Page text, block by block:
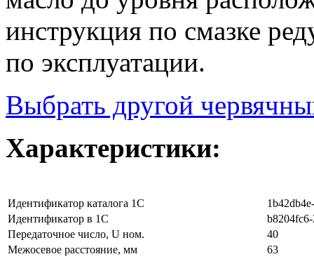
инструкция по смазке
по эксплуатации.
Выбрать другой
Характеристики:
Идентификатор каталога 1С
Идентификатор в 1С
Передаточное число, U ном.
40
Межосевое расстояние, мм
63